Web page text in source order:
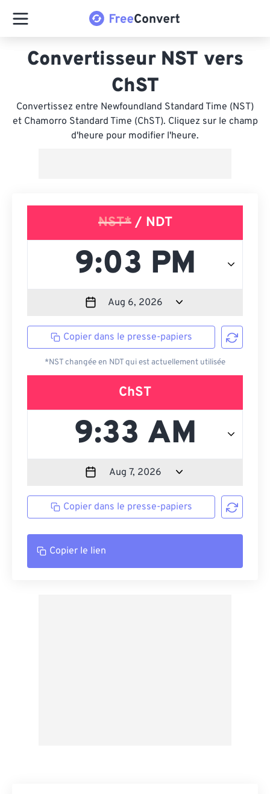
Convertisseur NST vers
ChST
Convertissez entre Newfoundland Standard Time (NST)
et Chamorro Standard Time (ChST). Cliquez sur le champ
d'heure pour modifier l'heure.
NST*/ NDT
Copier dans le presse-papiers
*NST changée en NDT qui est actuellement utilisée
ChST
Copier dans le presse-papiers
Copier le lien